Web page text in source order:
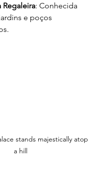
Regaleira: Conhecida
e poços
stands majestically atop
a hill